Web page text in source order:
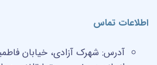
اطلاعات تماس
آدرس: شهرک آزادی، خیابان